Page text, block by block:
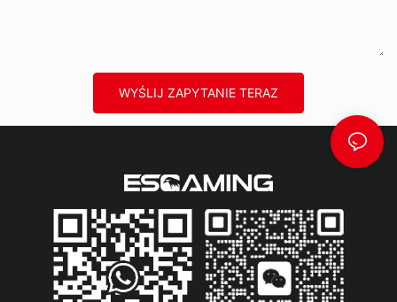
WYŚLIJ ZAPYTANIE TERAZ